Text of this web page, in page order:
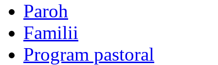
Paroh
Familii
Program pastoral